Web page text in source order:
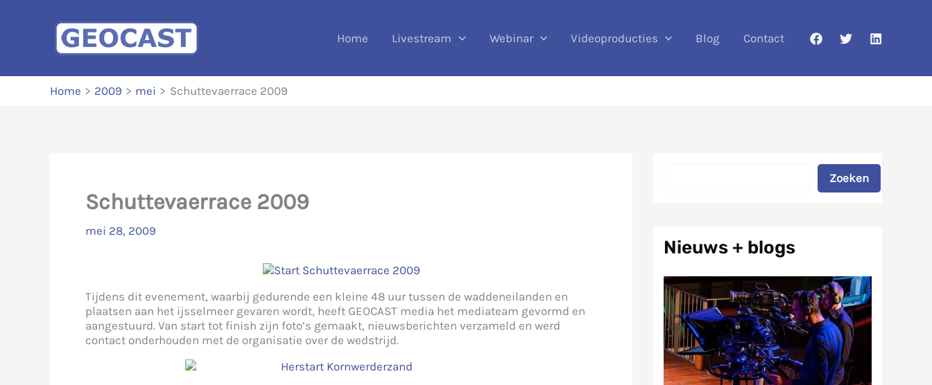
Home Livestream Webinar Videoproducties Blog Contact
Home 2009 mei Schuttevaerrace 2009
Schuttevaerrace 2009
mei 28, 2009
Tijdens dit evenement, waarbij gedurende een kleine 48 uur tussen de waddeneilanden en
plaatsen aan het ijsselmeer gevaren wordt, heeft GEOCAST media het mediateam gevormd en
aangestuurd. Van start tot finish zijn foto’s gemaakt, nieuwsberichten verzameld en werd
contact onderhouden met de organisatie over de wedstrijd.
Zoeken
Nieuws + blogs